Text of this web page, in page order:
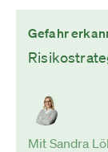
Gefahr
Mit Sandra